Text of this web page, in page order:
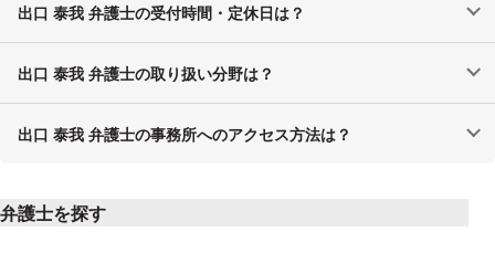
出口 泰我 弁護士の受付時間・定休日は？
出口 泰我 弁護士の取り扱い分野は？
出口 泰我 弁護士の事務所へのアクセス方法は？
弁護士を探す